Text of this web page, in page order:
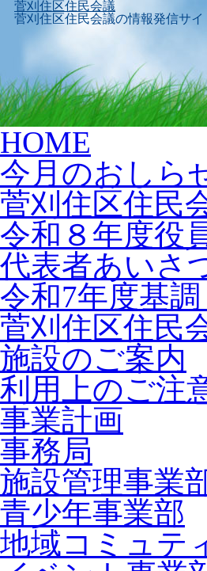
菅刈住区住民会議
菅刈住区住民会議の情報発信サイ
Skip
to
content
HOME
今月のおしら
菅刈住区住民
令和８年度役
代表者あいさ
令和7年度基
菅刈住区住民
施設のご案内
利用上のご注
事業計画
事務局
施設管理事業
青少年事業部
地域コミュテ